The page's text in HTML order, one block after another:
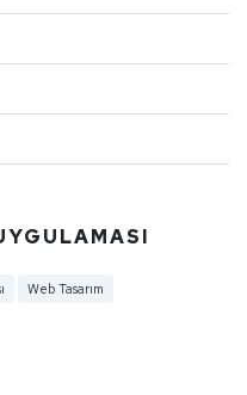
Web Tasarım